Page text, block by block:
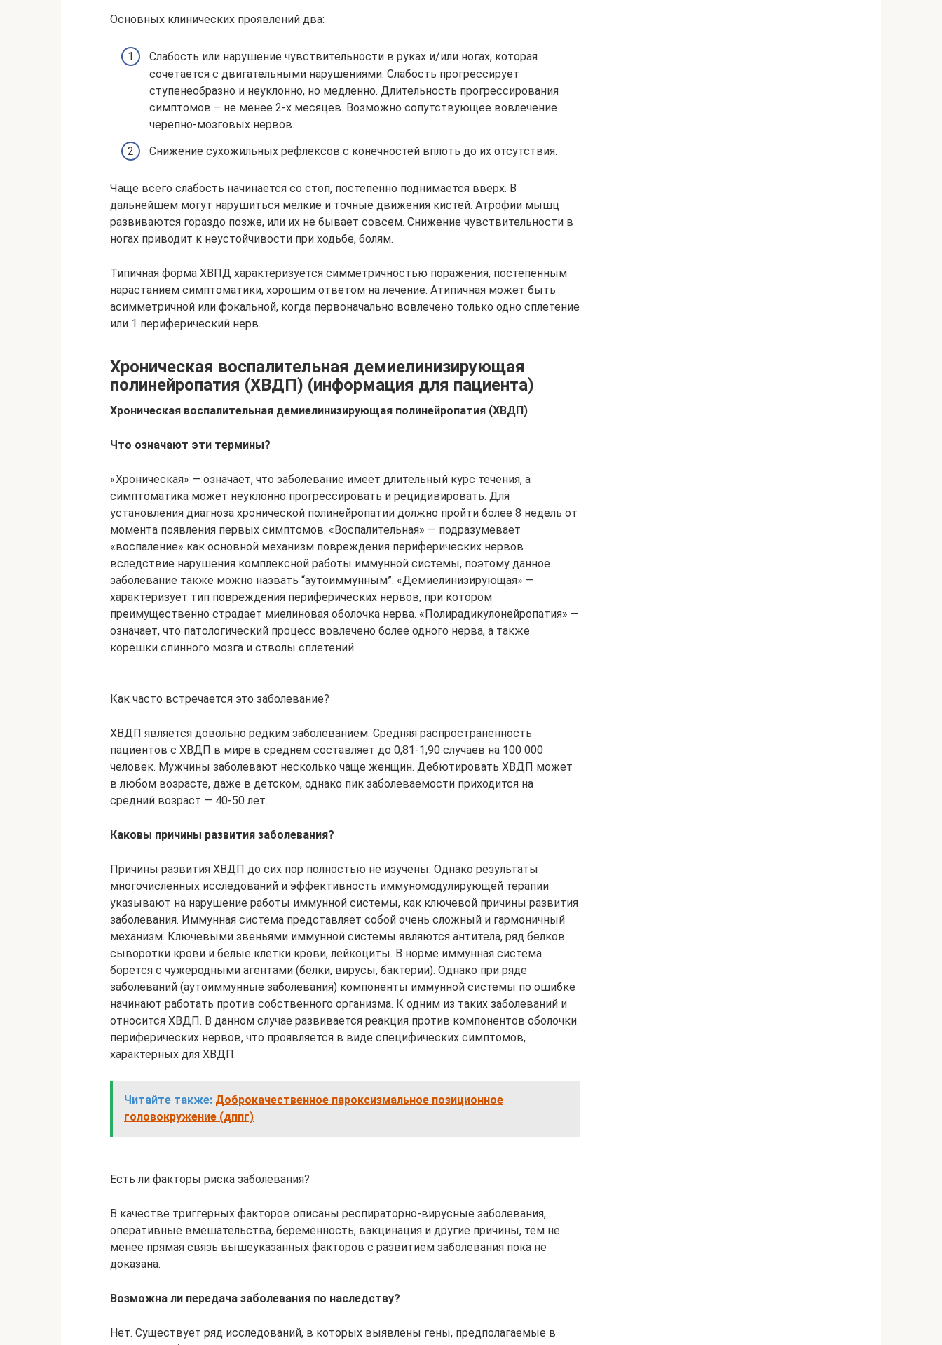
Основных клинических проявлений два:
Слабость или нарушение чувствительности в руках и/или ногах, которая
сочетается с двигательными нарушениями. Слабость прогрессирует
ступенеобразно и неуклонно, но медленно. Длительность прогрессирования
симптомов – не менее 2-х месяцев. Возможно сопутствующее вовлечение
черепно-мозговых нервов.
Снижение сухожильных рефлексов с конечностей вплоть до их отсутствия.
Чаще всего слабость начинается со стоп, постепенно поднимается вверх. В
дальнейшем могут нарушиться мелкие и точные движения кистей. Атрофии мышц
развиваются гораздо позже, или их не бывает совсем. Снижение чувствительности в
ногах приводит к неустойчивости при ходьбе, болям.
Типичная форма ХВПД характеризуется симметричностью поражения, постепенным
нарастанием симптоматики, хорошим ответом на лечение. Атипичная может быть
асимметричной или фокальной, когда первоначально вовлечено только одно сплетение
или 1 периферический нерв.
Хроническая воспалительная демиелинизирующая
полинейропатия (ХВДП) (информация для пациента)
Хроническая воспалительная демиелинизирующая полинейропатия (ХВДП)
Что означают эти термины?
«Хроническая» — означает, что заболевание имеет длительный курс течения, а
симптоматика может неуклонно прогрессировать и рецидивировать. Для
установления диагноза хронической полинейропатии должно пройти более 8 недель от
момента появления первых симптомов. «Воспалительная» — подразумевает
«воспаление» как основной механизм повреждения периферических нервов
вследствие нарушения комплексной работы иммунной системы, поэтому данное
заболевание также можно назвать “аутоиммунным”. «Демиелинизирующая» —
характеризует тип повреждения периферических нервов, при котором
преимущественно страдает миелиновая оболочка нерва. «Полирадикулонейропатия» —
означает, что патологический процесс вовлечено более одного нерва, а также
корешки спинного мозга и стволы сплетений.
Как часто встречается это заболевание?
ХВДП является довольно редким заболеванием. Средняя распространенность
пациентов с ХВДП в мире в среднем составляет до 0,81-1,90 случаев на 100 000
человек. Мужчины заболевают несколько чаще женщин. Дебютировать ХВДП может
в любом возрасте, даже в детском, однако пик заболеваемости приходится на
средний возраст — 40-50 лет.
Каковы причины развития заболевания?
Причины развития ХВДП до сих пор полностью не изучены. Однако результаты
многочисленных исследований и эффективность иммуномодулирующей терапии
указывают на нарушение работы иммунной системы, как ключевой причины развития
заболевания. Иммунная система представляет собой очень сложный и гармоничный
механизм. Ключевыми звеньями иммунной системы являются антитела, ряд белков
сыворотки крови и белые клетки крови, лейкоциты. В норме иммунная система
борется с чужеродными агентами (белки, вирусы, бактерии). Однако при ряде
заболеваний (аутоиммунные заболевания) компоненты иммунной системы по ошибке
начинают работать против собственного организма. К одним из таких заболеваний и
относится ХВДП. В данном случае развивается реакция против компонентов оболочки
периферических нервов, что проявляется в виде специфических симптомов,
характерных для ХВДП.
Читайте также: Доброкачественное пароксизмальное позиционное
головокружение (дппг)
Есть ли факторы риска заболевания?
В качестве триггерных факторов описаны респираторно-вирусные заболевания,
оперативные вмешательства, беременность, вакцинация и другие причины, тем не
менее прямая связь вышеуказанных факторов с развитием заболевания пока не
доказана.
Возможна ли передача заболевания по наследству?
Нет. Существует ряд исследований, в которых выявлены гены, предполагаемые в